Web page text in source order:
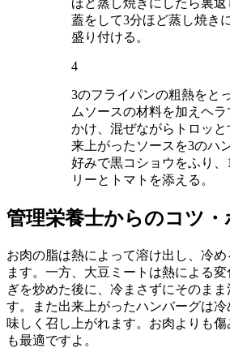
ほど蒸し焼きにしたら裏
蓋をして3分ほど蒸し焼き
盛り付ける。
4
3のフライパンの粗熱をと
ムソースの材料を加えヘ
かけ、混ぜながらトロッ
来上がったソースを3のハ
好みで黒コショウをふり
リーとトマトを添える。
管理栄養士からのコツ・
お肉の脂は熱によって溶け出し、冷
ます。一方、大豆ミートは熱による
ぎを炒めた後に、冷まさずにそのま
す。また出来上がったハンバーグは
味しく召し上がれます。お肉よりも
も最適ですよ。